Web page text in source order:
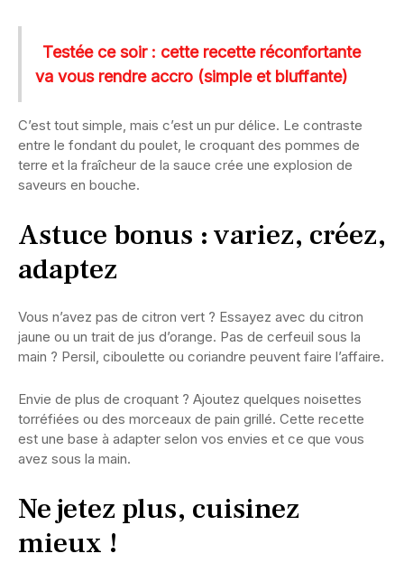
Testée ce soir : cette recette réconfortante
va vous rendre accro (simple et bluffante)
C’est tout simple, mais c’est un pur délice. Le contraste
entre le fondant du poulet, le croquant des pommes de
terre et la fraîcheur de la sauce crée une explosion de
saveurs en bouche.
Astuce bonus : variez, créez,
adaptez
Vous n’avez pas de citron vert ? Essayez avec du citron
jaune ou un trait de jus d’orange. Pas de cerfeuil sous la
main ? Persil, ciboulette ou coriandre peuvent faire l’affaire.
Envie de plus de croquant ? Ajoutez quelques noisettes
torréfiées ou des morceaux de pain grillé. Cette recette
est une base à adapter selon vos envies et ce que vous
avez sous la main.
Ne jetez plus, cuisinez
mieux !